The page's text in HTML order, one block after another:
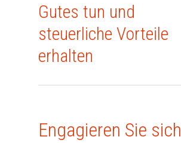
Gutes tun und
steuerliche Vorteile
erhalten
Engagieren Sie sich